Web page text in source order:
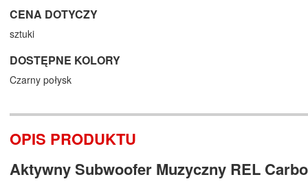
CENA DOTYCZY
sztuki
DOSTĘPNE KOLORY
Czarny połysk
OPIS PRODUKTU
Aktywny Subwoofer Muzyczny REL